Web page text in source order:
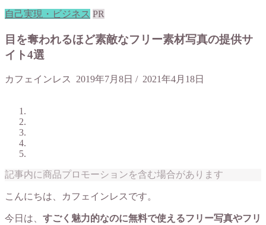
自己実現・ビジネス PR
目を奪われるほど素敵なフリー素材写真の提供サ
イト4選
カフェインレス 2019年7月8日 / 2021年4月18日
記事内に商品プロモーションを含む場合があります
こんにちは、カフェインレスです。
今日は、 すごく魅力的なのに無料で使えるフリー写真やフリ